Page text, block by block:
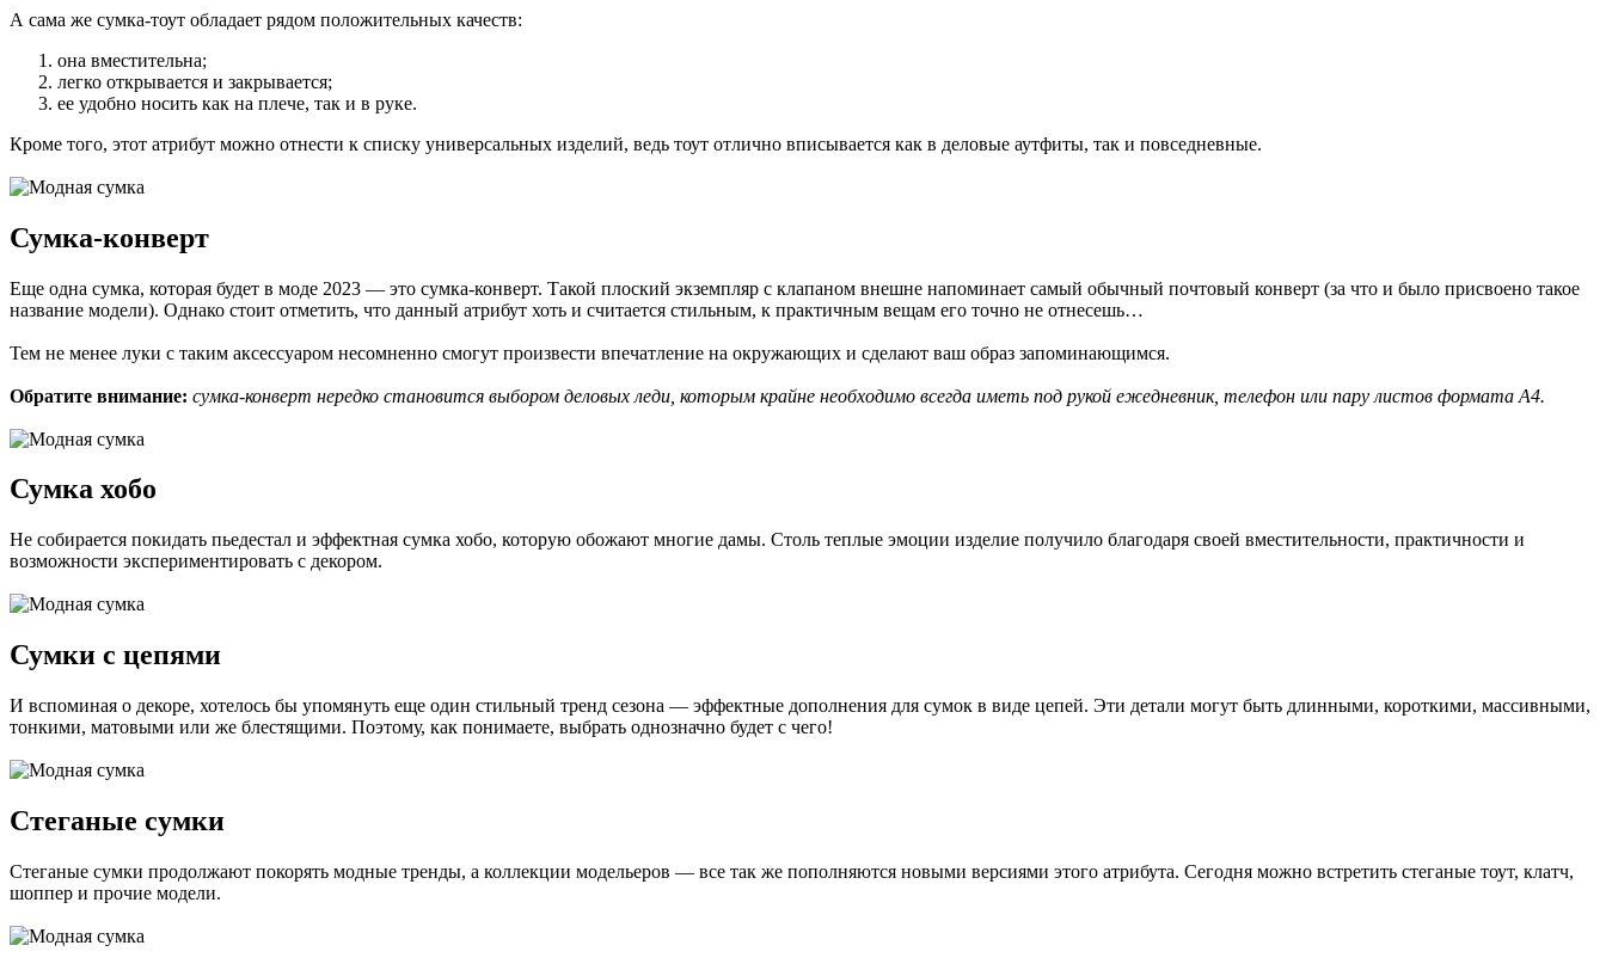
А сама же сумка-тоут обладает рядом положительных качеств:
она вместительна;
легко открывается и закрывается;
ее удобно носить как на плече, так и в руке.
Кроме того, этот атрибут можно отнести к списку универсальных изделий, ведь тоут отлично вписывается как в деловые аутфиты, так и повседневные.
Сумка-конверт
Еще одна сумка, которая будет в моде 2023 — это сумка-конверт. Такой плоский экземпляр с клапаном внешне напоминает самый обычный почтовый конверт (за что и было присвоено такое
название модели). Однако стоит отметить, что данный атрибут хоть и считается стильным, к практичным вещам его точно не отнесешь…
Тем не менее луки с таким аксессуаром несомненно смогут произвести впечатление на окружающих и сделают ваш образ запоминающимся.
Обратите внимание: сумка-конверт нередко становится выбором деловых леди, которым крайне необходимо всегда иметь под рукой ежедневник, телефон или пару листов формата А4.
Сумка хобо
Не собирается покидать пьедестал и эффектная сумка хобо, которую обожают многие дамы. Столь теплые эмоции изделие получило благодаря своей вместительности, практичности и
возможности экспериментировать с декором.
Сумки с цепями
И вспоминая о декоре, хотелось бы упомянуть еще один стильный тренд сезона — эффектные дополнения для сумок в виде цепей. Эти детали могут быть длинными, короткими, массивными,
тонкими, матовыми или же блестящими. Поэтому, как понимаете, выбрать однозначно будет с чего!
Стеганые сумки
Стеганые сумки продолжают покорять модные тренды, а коллекции модельеров — все так же пополняются новыми версиями этого атрибута. Сегодня можно встретить стеганые тоут, клатч,
шоппер и прочие модели.